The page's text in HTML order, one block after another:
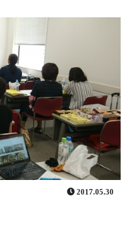
2017.05.30